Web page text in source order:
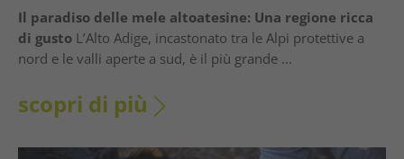
Il paradiso delle mele altoatesine: Una regione ricca
di gusto L’Alto Adige, incastonato tra le Alpi protettive a
nord e le valli aperte a sud, è il più grande ...
scopri di più